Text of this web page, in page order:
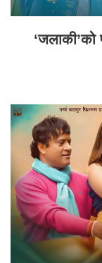
‘जलाकी’को